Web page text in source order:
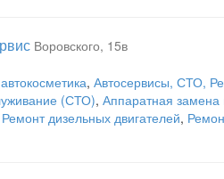
Воровского, 15в
, Автосервисы, СТО,
(СТО), Аппаратная
Ремонт дизельных двигателей,